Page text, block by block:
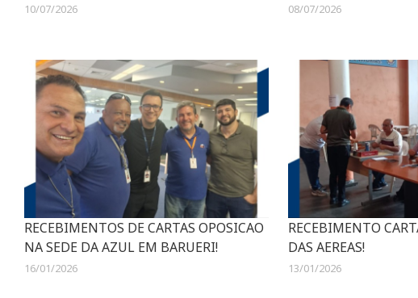
10/07/2026 08/07/2026
RECEBIMENTOS DE CARTAS OPOSICAO
NA SEDE DA AZUL EM BARUERI!
16/01/2026
RECEBIMENTO
DAS AEREAS!
13/01/2026